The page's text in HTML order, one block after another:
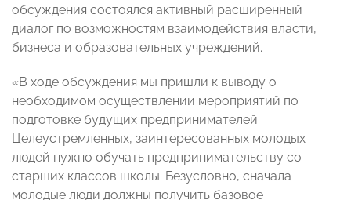
обсуждения состоялся активный расширенный
диалог по возможностям взаимодействия власти,
бизнеса и образовательных учреждений.
«В ходе обсуждения мы пришли к выводу о
необходимом осуществлении мероприятий по
подготовке будущих предпринимателей.
Целеустремленных, заинтересованных молодых
людей нужно обучать предпринимательству со
старших классов школы. Безусловно, сначала
молодые люди должны получить базовое